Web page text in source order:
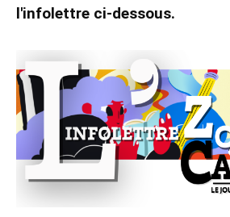
l'infolettre ci-dessous.